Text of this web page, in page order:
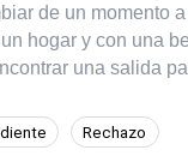
de un momento
hogar y con una
una salida
despertar
Rechazo